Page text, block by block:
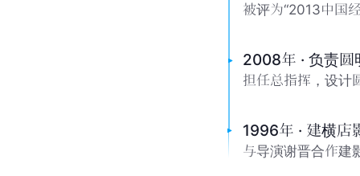
被评为“2013中国
2008年 · 负责
担任总指挥，设计
1996年 · 建横店
与导演谢晋合作建